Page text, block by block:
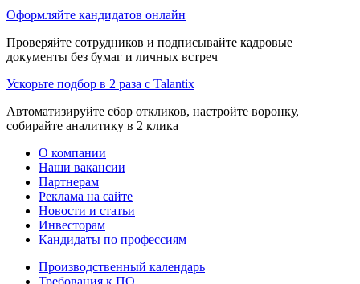
Оформляйте кандидатов онлайн
Проверяйте сотрудников и подписывайте кадровые
документы без бумаг и личных встреч
Ускорьте подбор в 2 раза с Talantix
Автоматизируйте сбор откликов, настройте воронку,
собирайте аналитику в 2 клика
О компании
Наши вакансии
Партнерам
Реклама на сайте
Новости и статьи
Инвесторам
Кандидаты по профессиям
Производственный календарь
Требования к ПО